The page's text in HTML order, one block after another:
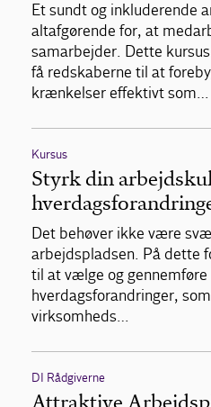
Et sundt og inkluderende
altafgørende for, at
samarbejder. Dette
få redskaberne til at
krænkelser effektivt som…
Kursus
Styrk din
Det behøver ikke være
arbejdspladsen. På dette
til at vælge og
hverdagsforandringer,
virksomheds…
DI Rådgiverne